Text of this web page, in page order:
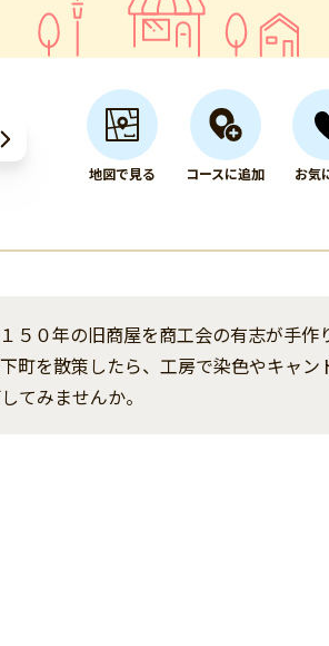
地図で見る コースに追加 お気
５０年の旧商屋を商工会の有志が手作
町を散策したら、工房で染色やキャン
てみませんか。